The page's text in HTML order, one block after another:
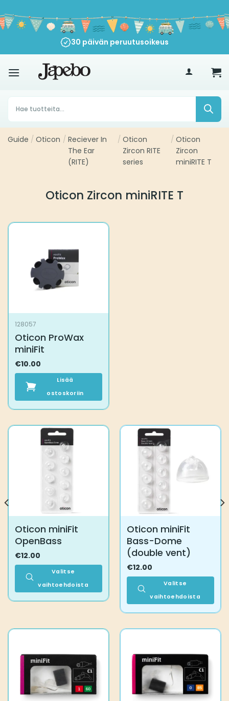
sisältöön
€35
30 päivän peruutusoikeus
Products
search
Guide / Oticon / Reciever In
The Ear
(RITE)
/ Oticon
Zircon RITE
series
/ Oticon
Zircon
miniRITE T
Oticon Zircon miniRITE T
128057
Oticon ProWax
miniFit
€10.00
Lisää
ostoskoriin
Oticon miniFit
OpenBass
€12.00
Valitse
vaihtoehdoista
useampi
tehdä
valinnat
tuotteen
sivulla.
Oticon miniFit
Bass-Dome
(double vent)
€12.00
Valitse
vaihtoehdoista
on
muunnelma.
Voit
tehdä
valinnat
tuotteen